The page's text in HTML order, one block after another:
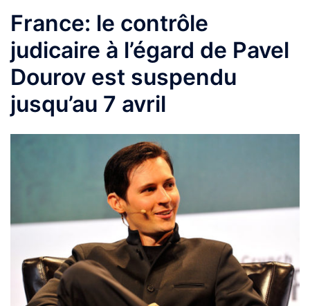
France: le contrôle
judicaire à l’égard de Pavel
Dourov est suspendu
jusqu’au 7 avril